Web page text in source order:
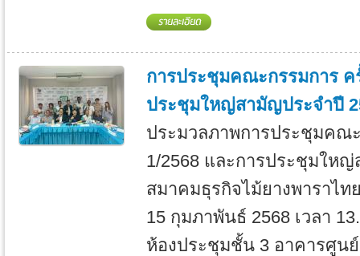
การประชุมคณะกรรมการ ค
ประชุมใหญ่สามัญประจำปี
ประมวลภาพการประชุมคณ
1/2568 และการประชุมให
สมาคมธุรกิจไม้ยางพาราไท
15 กุมภาพันธ์ 2568 เวลา
ห้องประชุมชั้น 3 อาคารศูน